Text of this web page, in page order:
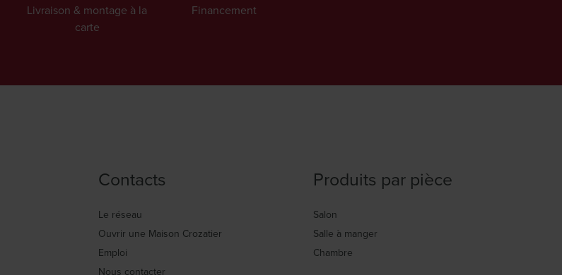
Livraison & montage à la
carte
Financement
Contacts
Le réseau
Ouvrir une Maison Crozatier
Emploi
Nous contacter
Produits par pièce
Salon
Salle à manger
Chambre